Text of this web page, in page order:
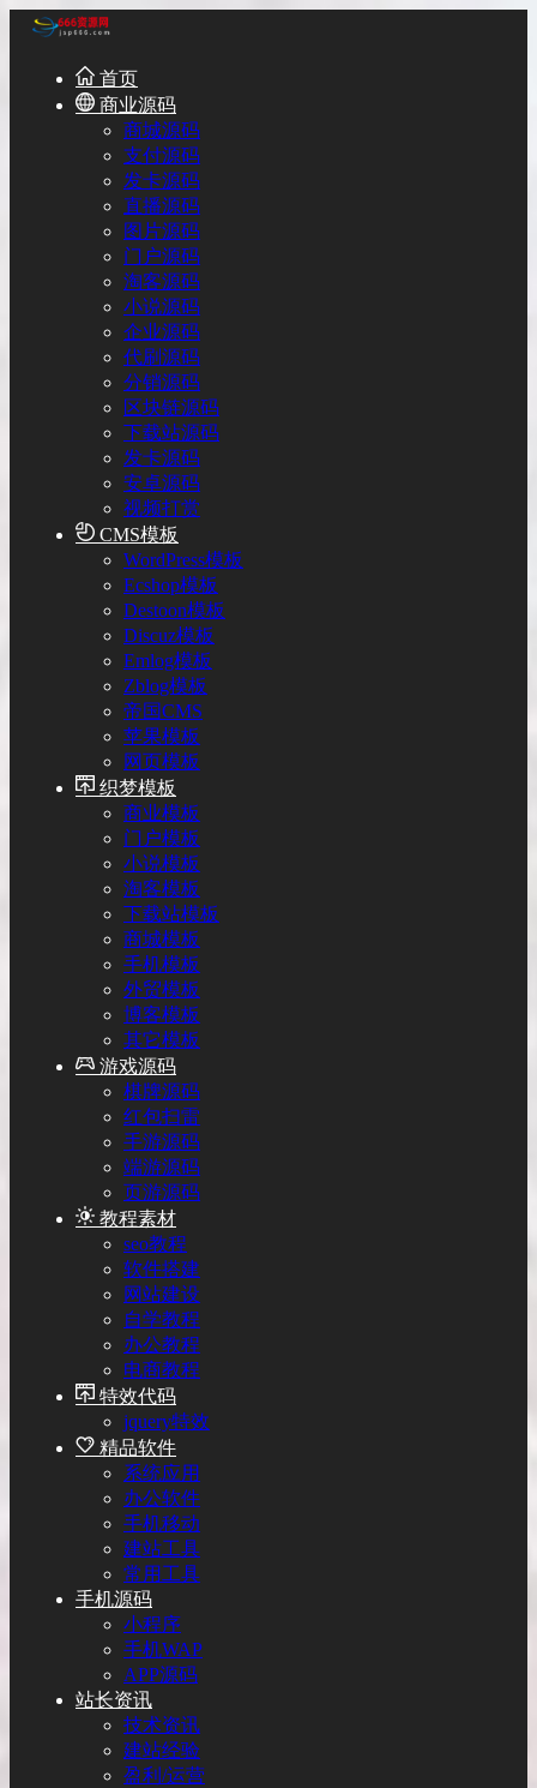
首页
商业源码
商城源码
支付源码
发卡源码
直播源码
图片源码
门户源码
淘客源码
小说源码
企业源码
代刷源码
分销源码
区块链源码
下载站源码
发卡源码
安卓源码
视频打赏
CMS模板
WordPress模板
Ecshop模板
Destoon模板
Discuz模板
Emlog模板
Zblog模板
帝国CMS
苹果模板
网页模板
织梦模板
商业模板
门户模板
小说模板
淘客模板
下载站模板
商城模板
手机模板
外贸模板
博客模板
其它模板
游戏源码
棋牌源码
红包扫雷
手游源码
端游源码
页游源码
教程素材
seo教程
软件搭建
网站建设
自学教程
办公教程
电商教程
特效代码
jquery特效
精品软件
系统应用
办公软件
手机移动
建站工具
常用工具
手机源码
小程序
手机WAP
APP源码
站长资讯
技术资讯
建站经验
盈利/运营